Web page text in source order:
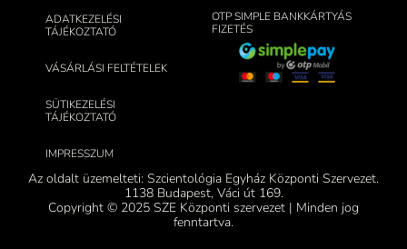
ADATKEZELÉSI
TÁJÉKOZTATÓ
VÁSÁRLÁSI FELTÉTELEK
SÜTIKEZELÉSI
TÁJÉKOZTATÓ
IMPRESSZUM
OTP SIMPLE BANKKÁRTYÁS
FIZETÉS
Az oldalt üzemelteti: Szcientológia Egyház Központi Szervezet.
1138 Budapest, Váci út 169.
Copyright © 2025 SZE Központi szervezet | Minden jog
fenntartva.